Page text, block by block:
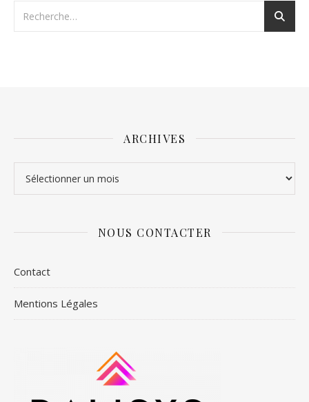
ARCHIVES
NOUS CONTACTER
Contact
Mentions Légales